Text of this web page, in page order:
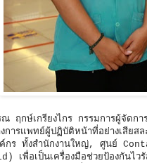
ณ ฤกษ์เกรียงไกร กรรมการผู้จัด
การแพทย์ผู้ปฏิบัติหน้าที่อย่างเสีย
ค์กร ทั้งสำนักงานใหญ่, ศูนย์
เพื่อเป็นเครื่องมือช่วยป้องกันไ